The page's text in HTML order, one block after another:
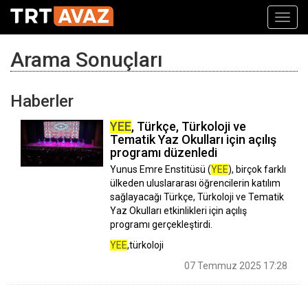
Arama Sonuçları
Haberler
YEE, Türkçe, Türkoloji ve
Tematik Yaz Okulları için açılış
programı düzenledi
Yunus Emre Enstitüsü (YEE), birçok farklı
ülkeden uluslararası öğrencilerin katılım
sağlayacağı Türkçe, Türkoloji ve Tematik
Yaz Okulları etkinlikleri için açılış
programı gerçekleştirdi.
YEE,türkoloji
07 Temmuz 2025 17:28